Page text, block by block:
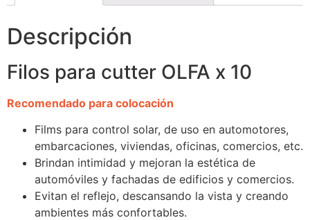
Descripción
Filos para cutter OLFA x 10
Recomendado para colocación
Films para control solar, de uso en automotores,
embarcaciones, viviendas, oficinas, comercios, etc.
Brindan intimidad y mejoran la estética de
automóviles y fachadas de edificios y comercios.
Evitan el reflejo, descansando la vista y creando
ambientes más confortables.